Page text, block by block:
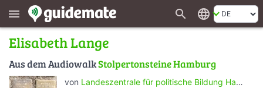
menu search language
Elisabeth Lange
Aus dem AudiowalkStolpertonsteine Hamburg
von Landeszentrale für politische Bildung Hamburg